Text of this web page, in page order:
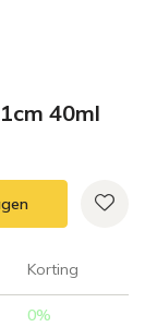
40ml
Korting
0%